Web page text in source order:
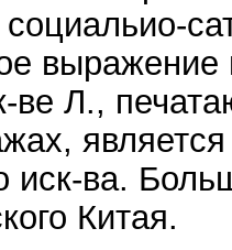
выражение
ве Л.,
иск-ва.
Китая.